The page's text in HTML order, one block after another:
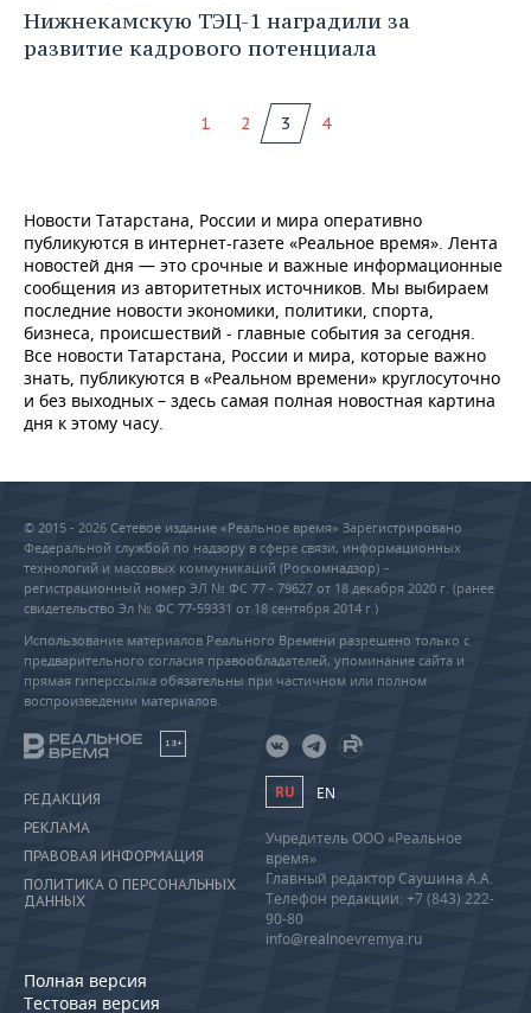
Нижнекамскую ТЭЦ-1 наградили за
развитие кадрового потенциала
1 2 3 4
Новости Татарстана, России и мира оперативно
публикуются в интернет-газете «Реальное время». Лента
новостей дня — это срочные и важные информационные
сообщения из авторитетных источников. Мы выбираем
последние новости экономики, политики, спорта,
бизнеса, происшествий - главные события за сегодня.
Все новости Татарстана, России и мира, которые важно
знать, публикуются в «Реальном времени» круглосуточно
и без выходных – здесь самая полная новостная картина
дня к этому часу.
© 2015 - 2026 Сетевое издание «Реальное время» Зарегистрировано
Федеральной службой по надзору в сфере связи, информационных
технологий и массовых коммуникаций (Роскомнадзор) –
регистрационный номер ЭЛ № ФС 77 - 79627 от 18 декабря 2020 г. (ранее
свидетельство Эл № ФС 77-59331 от 18 сентября 2014 г.)
Использование материалов Реального Времени разрешено только с
предварительного согласия правообладателей, упоминание сайта и
прямая гиперссылка обязательны при частичном или полном
воспроизведении материалов.
18+
РЕДАКЦИЯ
РЕКЛАМА
ПРАВОВАЯ ИНФОРМАЦИЯ
ПОЛИТИКА О ПЕРСОНАЛЬНЫХ
ДАННЫХ
Полная версия
Тестовая версия
RU EN
Учредитель ООО «Реальное
время»
Главный редактор Саушина А.А.
Телефон редакции: +7 (843) 222-
90-80
info@realnoevremya.ru